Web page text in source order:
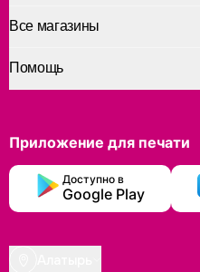
Помощь
Все магазины
Приложение для печати
Доступно в
Google Play